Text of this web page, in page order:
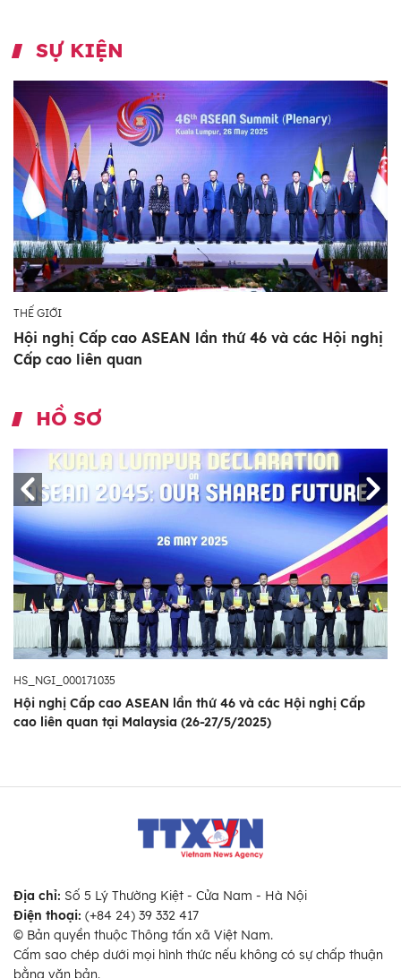
SỰ KIỆN
THẾ GIỚI
Hội nghị Cấp cao ASEAN lần thứ 46 và các Hội nghị
Cấp cao liên quan
HỒ SƠ
HS_NGI_000171035
Hội nghị Cấp cao ASEAN lần thứ 46 và các Hội nghị Cấp
cao liên quan tại Malaysia (26-27/5/2025)
Địa chỉ: Số 5 Lý Thường Kiệt - Cửa Nam - Hà Nội
Điện thoại: (+84 24) 39 332 417
© Bản quyền thuộc Thông tấn xã Việt Nam.
Cấm sao chép dưới mọi hình thức nếu không có sự chấp thuận
bằng văn bản.